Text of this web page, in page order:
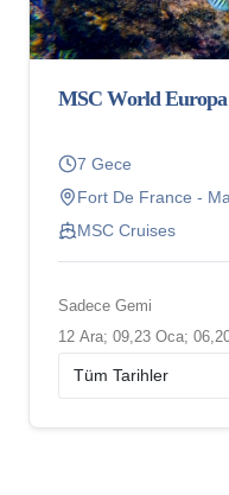
MSC World
7 Gece
Fort De France -
MSC Cruises
Sadece Gemi
12 Ara; 09,23 Oca;